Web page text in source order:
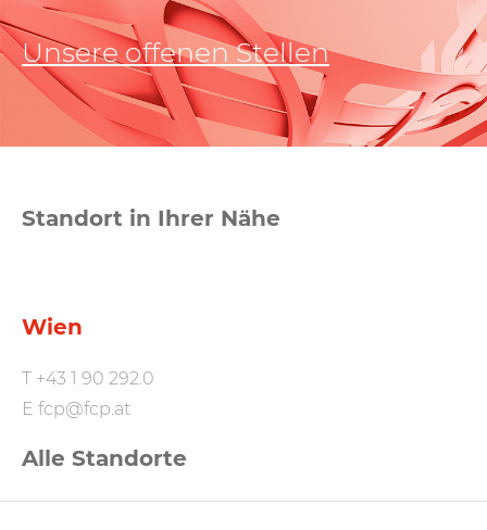
Unsere offenen Stellen
Standort in Ihrer Nähe
Wien
T +43 1 90 292.0
E fcp@fcp.at
Alle Standorte